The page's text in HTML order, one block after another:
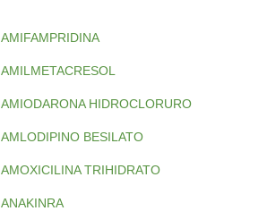
AMIFAMPRIDINA
AMILMETACRESOL
AMIODARONA HIDROCLORURO
AMLODIPINO BESILATO
AMOXICILINA TRIHIDRATO
ANAKINRA